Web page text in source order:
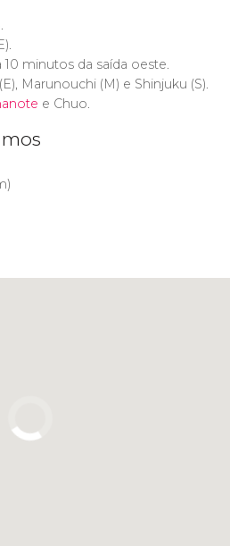
.
10 minutos da saída oeste.
Marunouchi (M) e Shinjuku (S).
e Chuo.